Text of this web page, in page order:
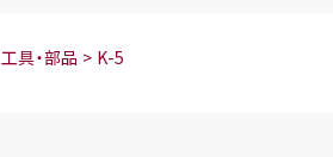
工具・部品 > K-5